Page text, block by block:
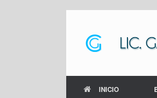
contenido
INICIO